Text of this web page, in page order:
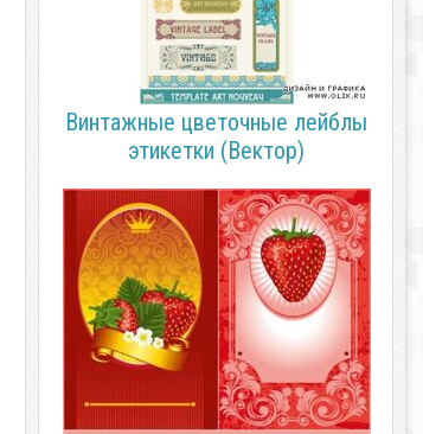
Винтажные цветочные лейблы
этикетки (Вектор)